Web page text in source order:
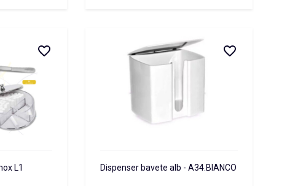
L1 Dispenser bavete alb - A34.BIANCO